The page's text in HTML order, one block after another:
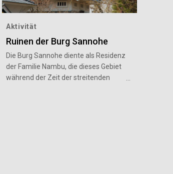
Aktivität
Ruinen der Burg Sannohe
Die Burg Sannohe diente als Residenz
der Familie Nambu, die dieses Gebiet
während der Zeit der streitenden